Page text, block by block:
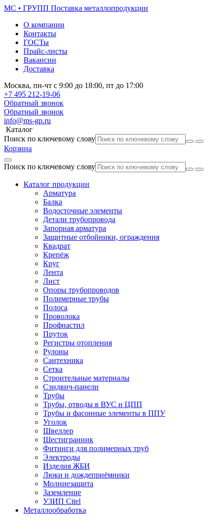
МС • ГРУПП Поставка металлопродукции
О компании
Контакты
ГОСТы
Прайс-листы
Вакансии
Доставка
Москва, пн-чт с 9:00 до 18:00, пт до 17:00
+7 495 212-19-06
Обратный звонок
Обратный звонок
info@ms-gp.ru
Каталог
Поиск по ключевому слову
Корзина
Поиск по ключевому слову
Каталог продукции
Арматура
Балка
Водосточные элементы
Детали трубопровода
Запорная арматура
Защитные отбойники, ограждения
Квадрат
Крепёж
Круг
Лента
Лист
Опоры трубопроводов
Полимерные трубы
Полоса
Проволока
Профнастил
Пруток
Регистры отопления
Рулоны
Сантехника
Сетка
Строительные материалы
Сэндвич-панели
Трубы
Трубы, отводы в ВУС и ЦПП
Трубы и фасонные элементы в ППУ
Уголок
Швеллер
Шестигранник
Фитинги для полимерных труб
Электроды
Изделия ЖБИ
Люки и дождеприёмники
Молниезащита
Заземление
УЗИП Citel
Металлообработка